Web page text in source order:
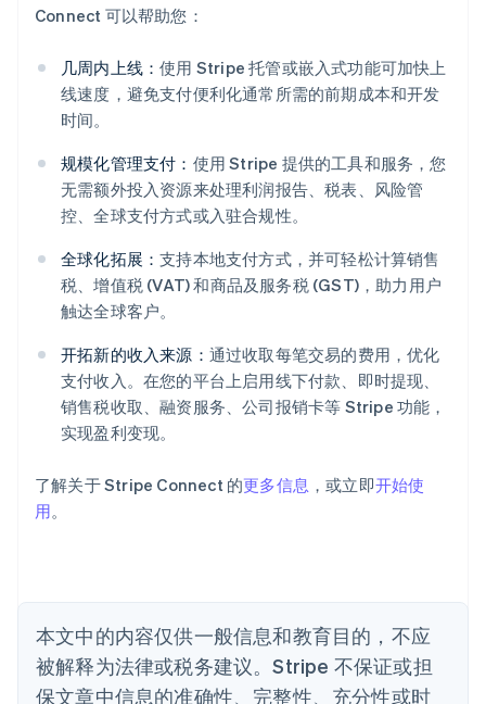
Connect 可以帮助您：
几周内上线：使用 Stripe 托管或嵌入式功能可加快上
线速度，避免支付便利化通常所需的前期成本和开发
时间。
规模化管理支付： 使用 Stripe 提供的工具和服务，您
无需额外投入资源来处理利润报告、税表、风险管
控、全球支付方式或入驻合规性。
全球化拓展：支持本地支付方式，并可轻松计算销售
税、增值税 (VAT) 和商品及服务税 (GST)，助力用户
触达全球客户。
开拓新的收入来源： 通过收取每笔交易的费用，优化
支付收入。在您的平台上启用线下付款、即时提现、
销售税收取、融资服务、公司报销卡等 Stripe 功能，
实现盈利变现。
了解关于 Stripe Connect 的更多信息 ，或立即开始使
用。
本文中的内容仅供一般信息和教育目的，不应
被解释为法律或税务建议。Stripe 不保证或担
保文章中信息的准确性、完整性、充分性或时
English
爱尔兰
English
English
奥地利
Deutsch English
澳大利亚
English
PortuguêsEnglish
丹麦
德国
DeutschEnglish